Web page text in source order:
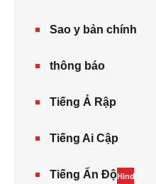
Sao y bản chính
thông báo
Tiếng Ả Rập
Tiếng Ai Cập
Tiếng Ấn ĐộHindi